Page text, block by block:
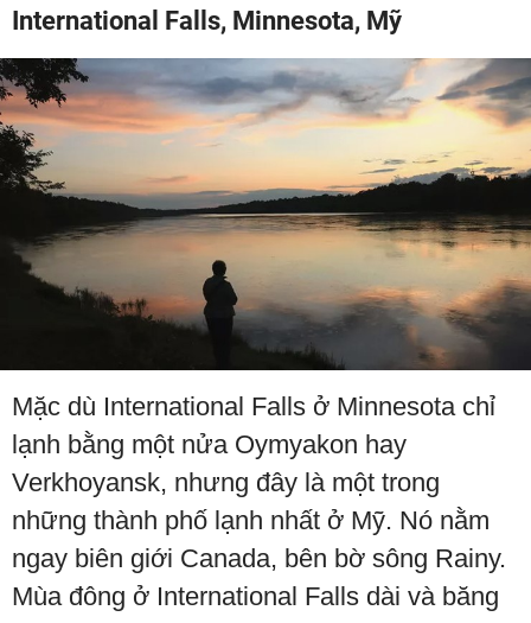
International Falls, Minnesota, Mỹ
Mặc dù International Falls ở Minnesota chỉ
lạnh bằng một nửa Oymyakon hay
Verkhoyansk, nhưng đây là một trong
những thành phố lạnh nhất ở Mỹ. Nó nằm
ngay biên giới Canada, bên bờ sông Rainy.
Mùa đông ở International Falls dài và băng